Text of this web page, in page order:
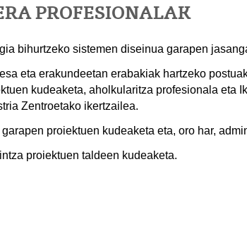
PROFESIONALAK
bihurtzeko sistemen diseinua garapen
eta erakundeetan erabakiak hartzeko
kudeaketa, aholkularitza profesionala eta
Zentroetako ikertzailea.
proiektuen kudeaketa eta, oro har,
proiektuen taldeen kudeaketa.